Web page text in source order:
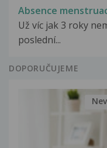
Absence
Už víc jak 3 roky
poslední...
DOPORUČUJEME